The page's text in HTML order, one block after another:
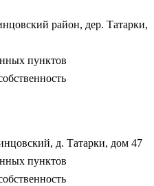
район, дер. Татарки,
пунктов
д. Татарки, дом 47
пунктов